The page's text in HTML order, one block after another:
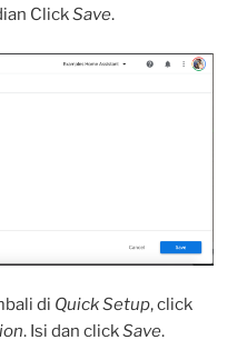
ClickSave.
di Quick Setup, click
. Isi dan clickSave.